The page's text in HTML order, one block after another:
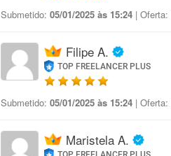
Submetido: 05/01/2025 às 15:24 | Oferta:
Filipe A.
TOP FREELANCER PLUS
Submetido: 05/01/2025 às 15:24 | Oferta:
Maristela A.